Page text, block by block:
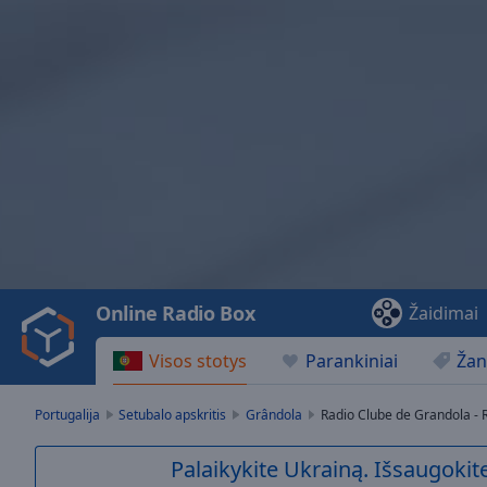
Video
Play
Backward
Skip
Current
Visos stotys Parankiniai
Online Radio Box Žaidimai
Portugalija Setubalo apskritis Grândola Radio Clube de Grandola -
Palaikykite Ukrainą.